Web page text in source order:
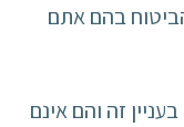
בהם אתם
זה והם אינם